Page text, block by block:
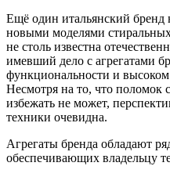
Ещё один итальянский бренд
новыми моделями
не столь известна
имевший дело с агрегатами
функциональности и
Несмотря на то, что поломок
избежать не может,
техники очевидна.
Агрегаты бренда обладают
обеспечивающих владельцу